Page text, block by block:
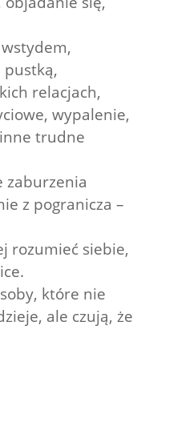
pustką,
relacjach,
wypalenie,
trudne
zaburzenia
z pogranicza –
rozumieć siebie,
które nie
ale czują, że